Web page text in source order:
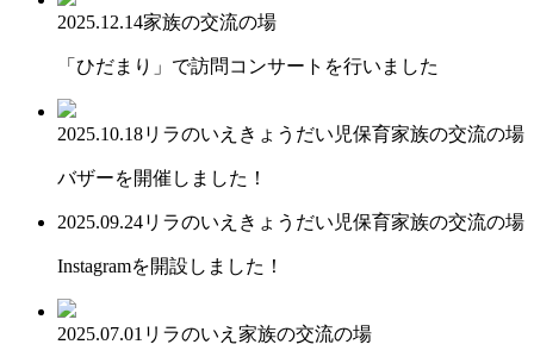
2025.12.14家族の交流の場
「ひだまり」で訪問コンサートを行いました
2025.10.18リラのいえ きょうだい児保育家族の交流の場
バザーを開催しました！
2025.09.24リラのいえ きょうだい児保育家族の交流の場
Instagramを開設しました！
2025.07.01 リラのいえ 家族の交流の場